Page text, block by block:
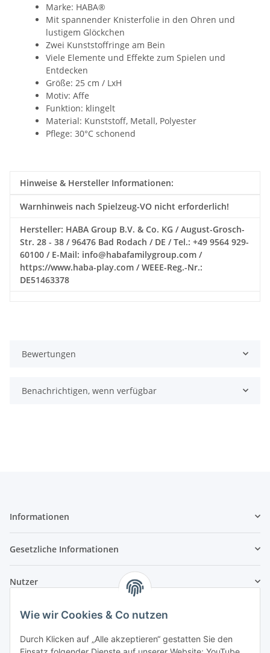
Wie wir Cookies & Co nutzen
Durch Klicken auf „Alle akzeptieren“ gestatten Sie den
Marke: HABA®
Mit spannender Knisterfolie in den Ohren und
lustigem Glöckchen
Zwei Kunststoffringe am Bein
Viele Elemente und Effekte zum Spielen und
Entdecken
Größe: 25 cm / LxH
Motiv: Affe
Funktion: klingelt
Material: Kunststoff, Metall, Polyester
Pflege: 30°C schonend
Hinweise & Hersteller Informationen:
Warnhinweis nach Spielzeug-VO nicht erforderlich!
Hersteller: HABA Group B.V. & Co. KG / August-Grosch-
Str. 28 - 38 / 96476 Bad Rodach / DE / Tel.: +49 9564 929-
60100 / E-Mail: info@habafamilygroup.com /
https://www.haba-play.com / WEEE-Reg.-Nr.:
DE51463378
Bewertungen
Benachrichtigen, wenn verfügbar
Informationen
Gesetzliche Informationen
Nutzer